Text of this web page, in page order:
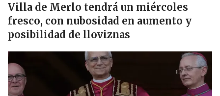
Villa de Merlo tendrá un miércoles
fresco, con nubosidad en aumento y
posibilidad de lloviznas